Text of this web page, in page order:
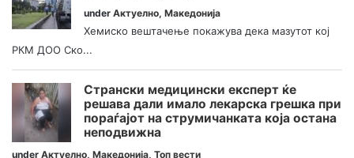
under Актуелно, Македонија
Хемиско вештачење покажува дека мазутот кој
РКМ ДОО Ско...
Странски медицински експерт ќе
решава дали имало лекарска грешка при
пораѓајот на струмичанката која остана
неподвижна
under Актуелно, Македонија, Топ вести